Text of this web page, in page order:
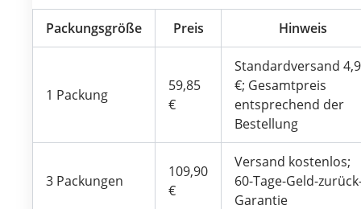
Packungsgröße Preis Hinweis
1 Packung
59,85
€
Standardversand
€; Gesamtpreis
entsprechend der
Bestellung
3 Packungen
109,90
€
Versand kostenlos;
60-Tage-Geld-
Garantie